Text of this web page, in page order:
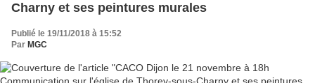
Charny et ses peintures murales
Publié le 19/11/2018 à 15:52
Par MGC